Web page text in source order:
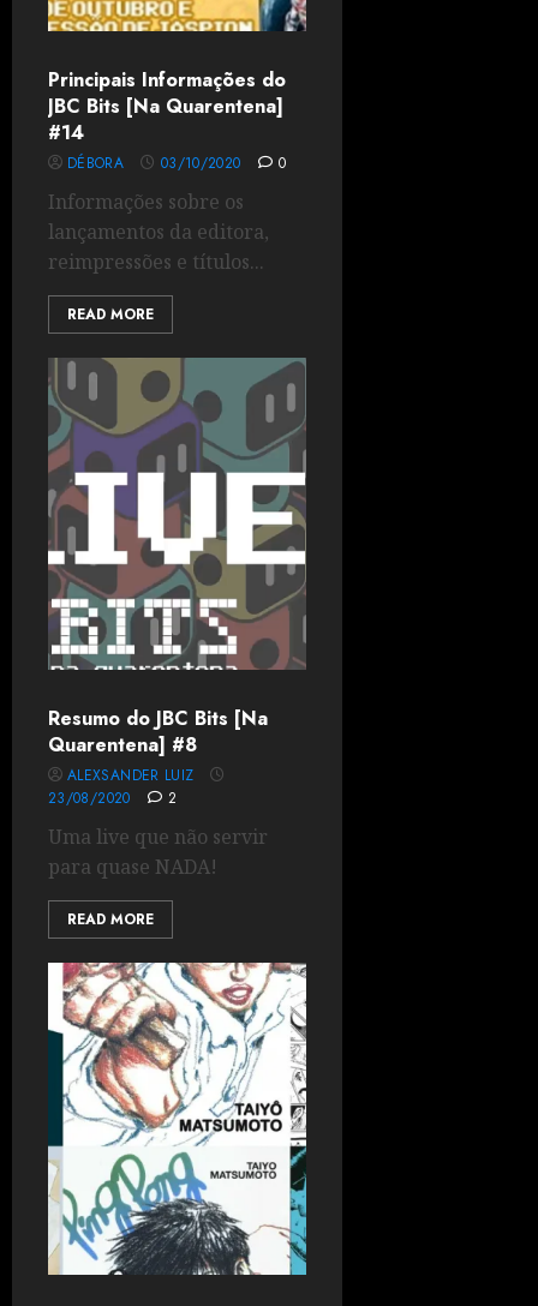
Principais Informações do
JBC Bits [Na Quarentena]
#14
DÉBORA 03/10/2020 0
Informações sobre os
lançamentos da editora,
reimpressões e títulos...
READ MORE
Resumo do JBC Bits [Na
Quarentena] #8
ALEXSANDER LUIZ
23/08/2020
2
Uma live que não servir
para quase NADA!
READ MORE